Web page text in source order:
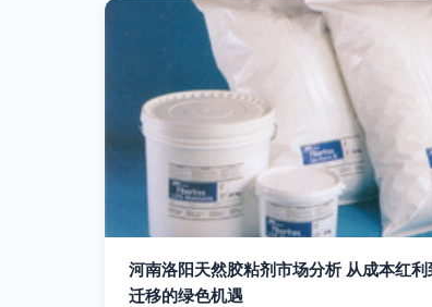
河南洛阳天然胶粘剂市场分析 从成本红利
迁移的绿色机遇